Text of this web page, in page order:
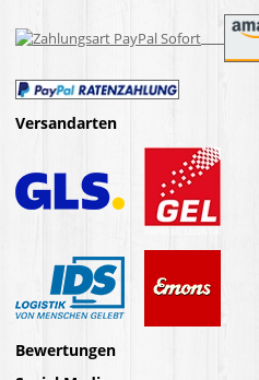
Versandarten
Bewertungen